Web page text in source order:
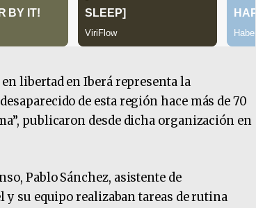
libertad en Iberá representa la
de esta región hace más de 70
publicaron desde dicha organización en
Pablo Sánchez, asistente de
y su equipo realizaban tareas de rutina